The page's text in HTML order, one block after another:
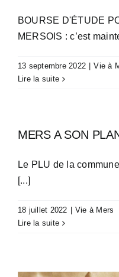
BOURSE D'ÉTUDE
MERSOIS : c’est
13 septembre 2022
Vie à
Lire la suite
MERS A SON
Le PLU de la
[...]
18 juillet 2022
Vie à Mers
Lire la suite